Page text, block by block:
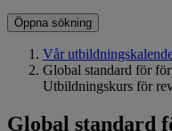
Öppna sökning
Vår
Global standard för
Utbildningskurs för
Global standard